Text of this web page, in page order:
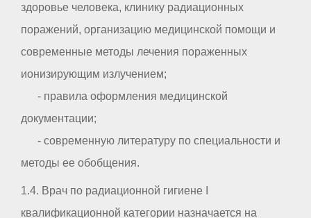
здоровье человека, клинику радиационных
поражений, организацию медицинской помощи и
современные методы лечения пораженных
ионизирующим излучением;
- правила оформления медицинской
документации;
- современную литературу по специальности и
методы ее обобщения.
1.4. Врач по радиационной гигиене I
квалификационной категории назначается на